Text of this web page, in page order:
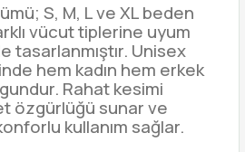
S, M, L ve XL beden
vücut tiplerine uyum
tasarlanmıştır. Unisex
hem kadın hem erkek
Rahat kesimi
özgürlüğü sunar ve
kullanım sağlar.